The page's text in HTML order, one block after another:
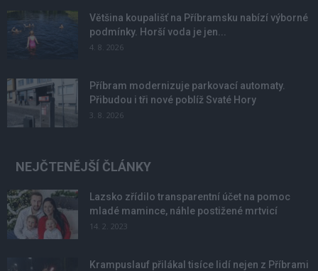
Většina koupališť na Příbramsku nabízí výborné
podmínky. Horší voda je jen...
4. 8. 2026
Příbram modernizuje parkovací automaty.
Přibudou i tři nové poblíž Svaté Hory
3. 8. 2026
NEJČTENĚJŠÍ ČLÁNKY
Lazsko zřídilo transparentní účet na pomoc
mladé mamince, náhle postižené mrtvicí
14. 2. 2023
Krampuslauf přilákal tisíce lidí nejen z Příbrami